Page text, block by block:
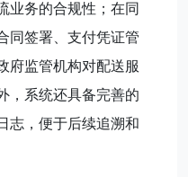
业务的合规性；在同
同签署、支付凭证管
府监管机构对配送服
，系统还具备完善的
志，便于后续追溯和